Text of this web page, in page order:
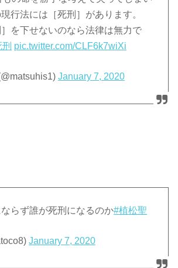
行法には［死刑］があります。
を下せないのなら法律は無力で
pic.twitter.com/CLF6k7wiXi
January 7, 2020
らず誰が死刑になるのか#植松聖
January 7, 2020